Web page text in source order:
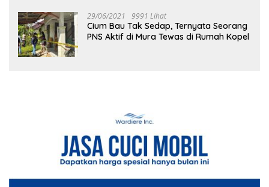
29/06/2021 9991 Lihat
Cium Bau Tak Sedap, Ternyata Seorang
PNS Aktif di Mura Tewas di Rumah Kopel